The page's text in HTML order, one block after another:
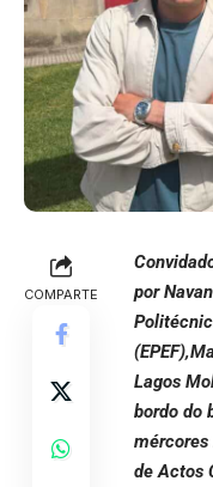
COMPARTE
por
Lagos
bordo do
mércores
de Actos